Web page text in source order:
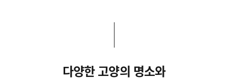
다양한 고양의 명소와